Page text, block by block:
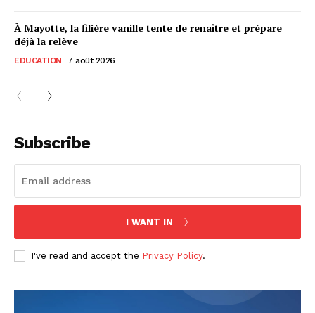
À Mayotte, la filière vanille tente de renaître et prépare
déjà la relève
EDUCATION 7 août 2026
Subscribe
I WANT IN
I've read and accept the Privacy Policy.